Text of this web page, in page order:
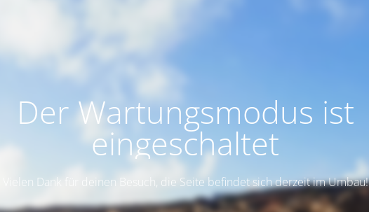
Der Wartungsmodus ist
eingeschaltet
Vielen Dank für deinen Besuch, die Seite befindet sich derzeit im Umbau!